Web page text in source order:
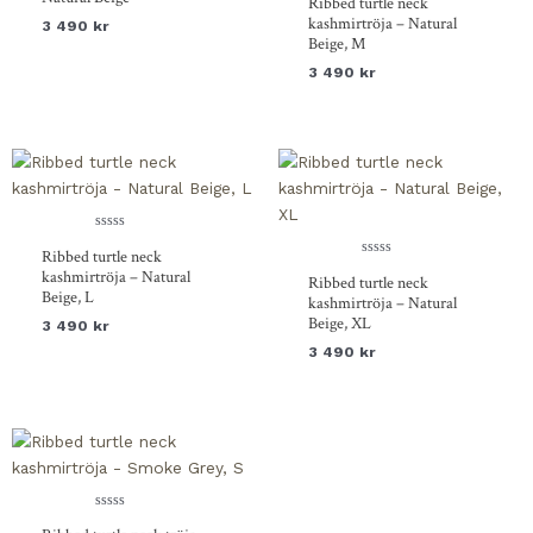
3 490 kr
5
kashmirtröja – Natural
Beige, M
3 490 kr
0
5
Ribbed turtle neck
kashmirtröja – Natural
Beige, L
3 490 kr
0
5
Ribbed turtle neck
kashmirtröja – Natural
Beige, XL
3 490 kr